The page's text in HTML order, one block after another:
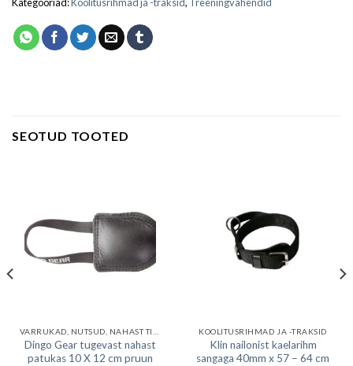
SEOTUD TOOTED
Dingo Gear tugevast nahast
patukas 10 X 12 cm pruun
KOOLITUSRIHMAD JA -TRAKSID
Klin nailonist kaelarihm
sangaga 40mm x 57 – 64 cm